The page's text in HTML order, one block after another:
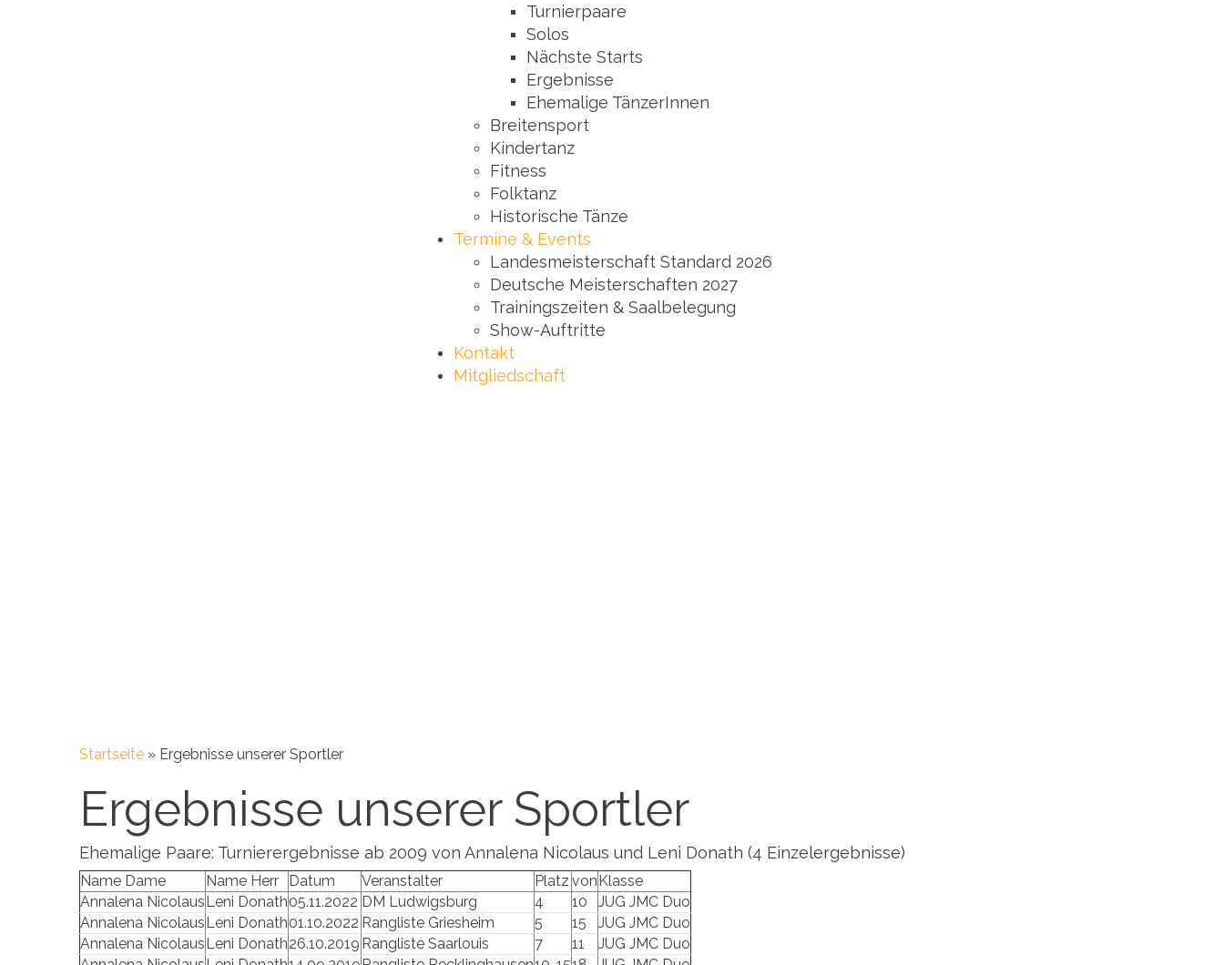
Turnierpaare
Solos
Nächste Starts
Ergebnisse
Ehemalige TänzerInnen
Breitensport
Kindertanz
Fitness
Folktanz
Historische Tänze
Termine & Events
Landesmeisterschaft Standard 2026
Deutsche Meisterschaften 2027
Trainingszeiten & Saalbelegung
Show-Auftritte
Kontakt
Mitgliedschaft
Startseite » Ergebnisse unserer Sportler
Ergebnisse unserer Sportler
Ehemalige Paare: Turnierergebnisse ab 2009 von Annalena Nicolaus und Leni Donath (4 Einzelergebnisse)
Name Dame Name Herr Datum Veranstalter Platz vonKlasse
Annalena NicolausLeni Donath05.11.2022 DM Ludwigsburg 4 10
JUG JMC Duo
Annalena NicolausLeni Donath01.10.2022 Rangliste Griesheim 5 15
JUG JMC Duo
Annalena NicolausLeni Donath26.10.2019 Rangliste Saarlouis 7 11
JUG JMC Duo